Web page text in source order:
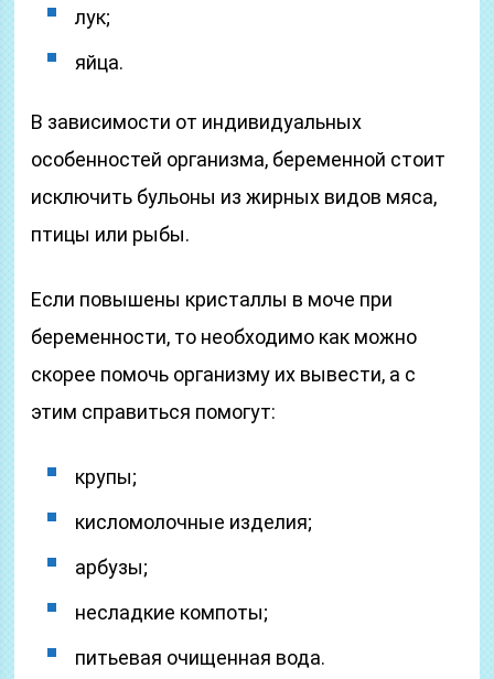
лук;
яйца.
В зависимости от индивидуальных
особенностей организма, беременной стоит
исключить бульоны из жирных видов мяса,
птицы или рыбы.
Если повышены кристаллы в моче при
беременности, то необходимо как можно
скорее помочь организму их вывести, а с
этим справиться помогут:
крупы;
кисломолочные изделия;
арбузы;
несладкие компоты;
питьевая очищенная вода.